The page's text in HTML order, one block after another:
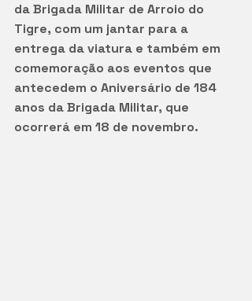
da Brigada Militar de Arroio do
Tigre, com um jantar para a
entrega da viatura e também em
comemoração aos eventos que
antecedem o Aniversário de 184
anos da Brigada Militar, que
ocorrerá em 18 de novembro.